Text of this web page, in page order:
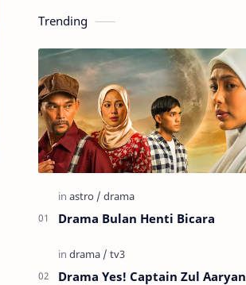
Trending
Drama Bulan Henti Bicara
Drama Yes! Captain Zul Aaryan